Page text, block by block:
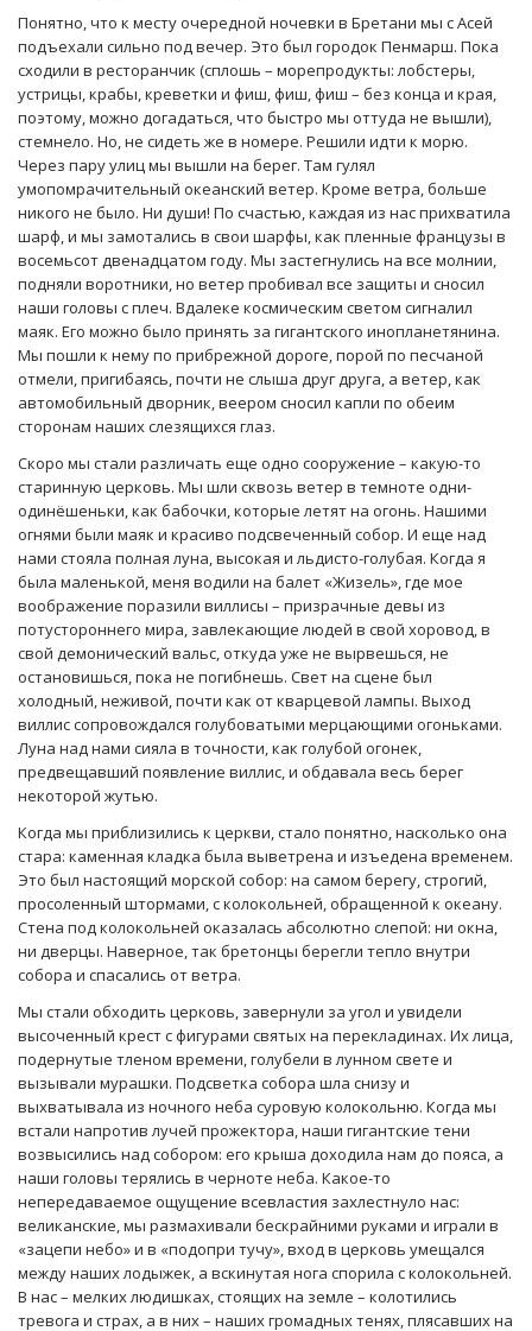
Понятно, что к месту очередной ночевки в Бретани мы с Асей
подъехали сильно под вечер. Это был городок Пенмарш. Пока
сходили в ресторанчик (сплошь – морепродукты: лобстеры,
устрицы, крабы, креветки и фиш, фиш, фиш – без конца и края,
поэтому, можно догадаться, что быстро мы оттуда не вышли),
стемнело. Но, не сидеть же в номере. Решили идти к морю.
Через пару улиц мы вышли на берег. Там гулял
умопомрачительный океанский ветер. Кроме ветра, больше
никого не было. Ни души! По счастью, каждая из нас прихватила
шарф, и мы замотались в свои шарфы, как пленные французы в
восемьсот двенадцатом году. Мы застегнулись на все молнии,
подняли воротники, но ветер пробивал все защиты и сносил
наши головы с плеч. Вдалеке космическим светом сигналил
маяк. Его можно было принять за гигантского инопланетянина.
Мы пошли к нему по прибрежной дороге, порой по песчаной
отмели, пригибаясь, почти не слыша друг друга, а ветер, как
автомобильный дворник, веером сносил капли по обеим
сторонам наших слезящихся глаз.
Скоро мы стали различать еще одно сооружение – какую-то
старинную церковь. Мы шли сквозь ветер в темноте одни-
одинёшеньки, как бабочки, которые летят на огонь. Нашими
огнями были маяк и красиво подсвеченный собор. И еще над
нами стояла полная луна, высокая и льдисто-голубая. Когда я
была маленькой, меня водили на балет «Жизель», где мое
воображение поразили виллисы – призрачные девы из
потустороннего мира, завлекающие людей в свой хоровод, в
свой демонический вальс, откуда уже не вырвешься, не
остановишься, пока не погибнешь. Свет на сцене был
холодный, неживой, почти как от кварцевой лампы. Выход
виллис сопровождался голубоватыми мерцающими огоньками.
Луна над нами сияла в точности, как голубой огонек,
предвещавший появление виллис, и обдавала весь берег
некоторой жутью.
Когда мы приблизились к церкви, стало понятно, насколько она
стара: каменная кладка была выветрена и изъедена временем.
Это был настоящий морской собор: на самом берегу, строгий,
просоленный штормами, с колокольней, обращенной к океану.
Стена под колокольней оказалась абсолютно слепой: ни окна,
ни дверцы. Наверное, так бретонцы берегли тепло внутри
собора и спасались от ветра.
Мы стали обходить церковь, завернули за угол и увидели
высоченный крест с фигурами святых на перекладинах. Их лица,
подернутые тленом времени, голубели в лунном свете и
вызывали мурашки. Подсветка собора шла снизу и
выхватывала из ночного неба суровую колокольню. Когда мы
встали напротив лучей прожектора, наши гигантские тени
возвысились над собором: его крыша доходила нам до пояса, а
наши головы терялись в черноте неба. Какое-то
непередаваемое ощущение всевластия захлестнуло нас:
великанские, мы размахивали бескрайними руками и играли в
«зацепи небо» и в «подопри тучу», вход в церковь умещался
между наших лодыжек, а вскинутая нога спорила с колокольней.
В нас – мелких людишках, стоящих на земле – колотились
тревога и страх, а в них – наших громадных тенях, плясавших на